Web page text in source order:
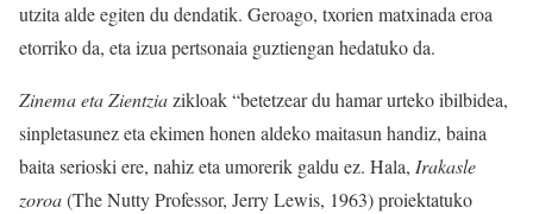
utzita alde egiten du dendatik. Geroago, txorien matxinada eroa
etorriko da, eta izua pertsonaia guztiengan hedatuko da.
Zinema eta Zientziazikloak “betetzear du hamar urteko ibilbidea,
sinpletasunez eta ekimen honen aldeko maitasun handiz, baina
baita serioski ere, nahiz eta umorerik galdu ez. Hala, Irakasle
zoroa(The Nutty Professor, Jerry Lewis, 1963) proiektatuko